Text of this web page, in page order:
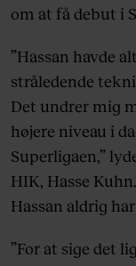
om at få debut i
”Hassan havde
stråledende
Det undrer mig
højere niveau i
Superligaen,”
HIK, Hasse
Hassan aldrig
”For at sige det